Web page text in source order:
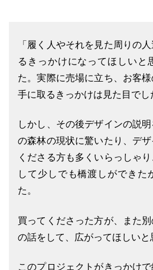
「履く人やそれを見た周りの
るきっかけになってほしいと
た。実際に売場に立ち、お客様
手に取るきっかけは見た目でし
しかし、その後デザインの説
の森林の現状に驚いたり、デ
くださる方も多くいらっしゃ
して少しでも橋渡しができた
た。
買ってくださった方が、また
の話をして、広がってほしいと
このプロジェクトがきっかけ